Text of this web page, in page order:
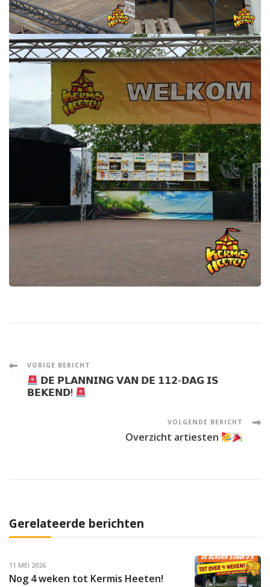
Post
Navigation
VORIGE BERICHT
𝗗𝗘 𝗣𝗟𝗔𝗡𝗡𝗜𝗡𝗚 𝗩𝗔𝗡 𝗗𝗘 𝟭𝟭𝟮-𝗗𝗔𝗚 𝗜𝗦
𝗕𝗘𝗞𝗘𝗡𝗗!
VOLGENDE BERICHT
Overzicht artiesten
Gerelateerde berichten
11 MEI 2026
Nog 4 weken tot Kermis Heeten!